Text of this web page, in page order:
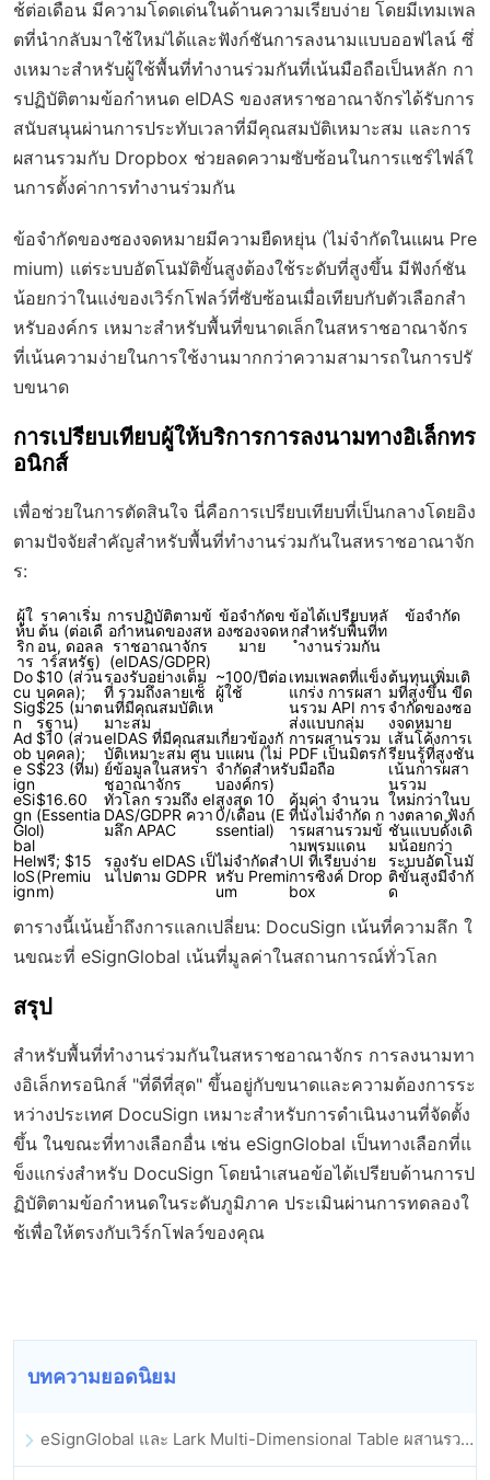
ช้ต่อเดือน มีความโดดเด่นในด้านความเรียบง่าย โดยมีเทมเพล
ตที่นำกลับมาใช้ใหม่ได้และฟังก์ชันการลงนามแบบออฟไลน์ ซึ่
งเหมาะสำหรับผู้ใช้พื้นที่ทำงานร่วมกันที่เน้นมือถือเป็นหลัก กา
รปฏิบัติตามข้อกำหนด eIDAS ของสหราชอาณาจักรได้รับการ
สนับสนุนผ่านการประทับเวลาที่มีคุณสมบัติเหมาะสม และการ
ผสานรวมกับ Dropbox ช่วยลดความซับซ้อนในการแชร์ไฟล์ใ
นการตั้งค่าการทำงานร่วมกัน
ข้อจำกัดของซองจดหมายมีความยืดหยุ่น (ไม่จำกัดในแผน Pre
mium) แต่ระบบอัตโนมัติขั้นสูงต้องใช้ระดับที่สูงขึ้น มีฟังก์ชัน
น้อยกว่าในแง่ของเวิร์กโฟลว์ที่ซับซ้อนเมื่อเทียบกับตัวเลือกสำ
หรับองค์กร เหมาะสำหรับพื้นที่ขนาดเล็กในสหราชอาณาจักร
ที่เน้นความง่ายในการใช้งานมากกว่าความสามารถในการปรั
บขนาด
การเปรียบเทียบผู้ให้บริการการลงนามทางอิเล็กทร
อนิกส์
เพื่อช่วยในการตัดสินใจ นี่คือการเปรียบเทียบที่เป็นกลางโดยอิง
ตามปัจจัยสำคัญสำหรับพื้นที่ทำงานร่วมกันในสหราชอาณาจัก
ร:
ผู้ใ
ห้บ
ริก
าร
ราคาเริ่ม
ต้น (ต่อเดื
อน, ดอลล
าร์สหรัฐ)
การปฏิบัติตามข้
อกำหนดของสห
ราชอาณาจักร
(eIDAS/GDPR)
ข้อจำกัดข
องซองจดห
มาย
ข้อได้เปรียบหลั
กสำหรับพื้นที่ท
ำงานร่วมกัน
ข้อจำกัด
Do
cu
Sig
n
$10 (ส่วน
บุคคล);
$25 (มาต
รฐาน)
รองรับอย่างเต็ม
ที่ รวมถึงลายเซ็
นที่มีคุณสมบัติเห
มาะสม
~100/ปีต่อ
ผู้ใช้
เทมเพลตที่แข็ง
แกร่ง การผสา
นรวม API การ
ส่งแบบกลุ่ม
ต้นทุนเพิ่มเติ
มที่สูงขึ้น ขีด
จำกัดของซอ
งจดหมาย
Ad
ob
e S
ign
$10 (ส่วน
บุคคล);
$23 (ทีม)
eIDAS ที่มีคุณสม
บัติเหมาะสม ศูน
ย์ข้อมูลในสหรา
ชอาณาจักร
เกี่ยวข้องกั
บแผน (ไม่
จำกัดสำหรั
บองค์กร)
การผสานรวม
PDF เป็นมิตรกั
บมือถือ
เส้นโค้งการเ
รียนรู้ที่สูงชัน
เน้นการผสา
นรวม
eSi
gn
Glo
bal
$16.60
(Essentia
l)
ทั่วโลก รวมถึง eI
DAS/GDPR ควา
มลึก APAC
สูงสุด 10
0/เดือน (E
ssential)
คุ้มค่า จำนวน
ที่นั่งไม่จำกัด ก
ารผสานรวมข้
ามพรมแดน
ใหม่กว่าในบ
างตลาด ฟังก์
ชันแบบดั้งเดิ
มน้อยกว่า
Hel
loS
ign
ฟรี; $15
(Premiu
m)
รองรับ eIDAS เป็
นไปตาม GDPR
ไม่จำกัดสำ
หรับ Premi
um
UI ที่เรียบง่าย
การซิงค์ Drop
box
ระบบอัตโนมั
ติขั้นสูงมีจำกั
ด
ตารางนี้เน้นย้ำถึงการแลกเปลี่ยน: DocuSign เน้นที่ความลึก ใ
นขณะที่ eSignGlobal เน้นที่มูลค่าในสถานการณ์ทั่วโลก
สรุป
สำหรับพื้นที่ทำงานร่วมกันในสหราชอาณาจักร การลงนามทา
งอิเล็กทรอนิกส์ "ที่ดีที่สุด" ขึ้นอยู่กับขนาดและความต้องการระ
หว่างประเทศ DocuSign เหมาะสำหรับการดำเนินงานที่จัดตั้ง
ขึ้น ในขณะที่ทางเลือกอื่น เช่น eSignGlobal เป็นทางเลือกที่แ
ข็งแกร่งสำหรับ DocuSign โดยนำเสนอข้อได้เปรียบด้านการป
ฏิบัติตามข้อกำหนดในระดับภูมิภาค ประเมินผ่านการทดลองใ
ช้เพื่อให้ตรงกับเวิร์กโฟลว์ของคุณ
บทความยอดนิยม
eSignGlobal และ Lark Multi-Dimensional Table ผสานรวมกันอย่างเป็นทางการ: การลงนามและการเก็บถาวรสัญญาอิเล็กทรอนิกส์แบบอัตโนมัติเต็มรูปแบบ